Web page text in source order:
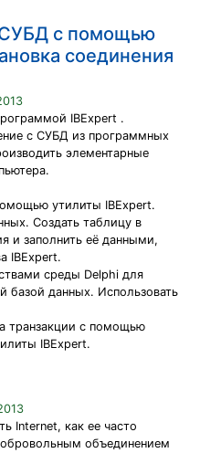
с помощью
соединения
IBExpert .
с СУБД из программных
элементарные
утилиты IBExpert.
Создать таблицу в
и заполнить её данными,
IBExpert.
среды Delphi для
базой данных. Использовать
транзакции с помощью
IBExpert.
Internet, как ее часто
объединением